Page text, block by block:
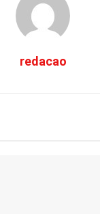
redacao